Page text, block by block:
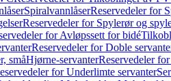
SpiralvannlåserReservedeler for
Reservedeler for Spylerør og
for Avløpssett for bidé
Reservedeler for Doble
småHjørne-servanterReservedeler
for Underlimte servanter